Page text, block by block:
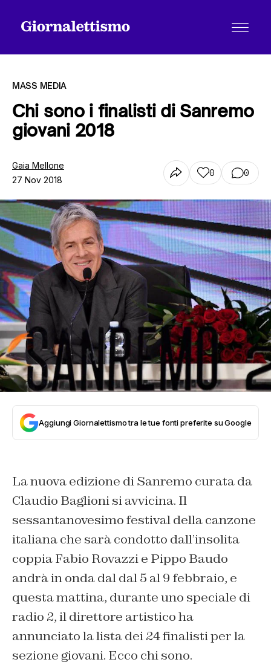
Tutti gli articoli
Chi siamo
Contatti
MASS MEDIA
Chi sono i finalisti di Sanremo
giovani 2018
Gaia Mellone
27 Nov 2018
0 0
Aggiungi Giornalettismo tra le tue fonti preferite su Google
La nuova edizione di Sanremo curata da
Claudio Baglioni si avvicina. Il
sessantanovesimo festival della canzone
italiana che sarà condotto dall’insolita
coppia Fabio Rovazzi e Pippo Baudo
andrà in onda dal dal 5 al 9 febbraio, e
questa mattina, durante uno speciale di
radio 2, il direttore artistico ha
annunciato la lista dei 24 finalisti per la
sezione giovani. Ecco chi sono.